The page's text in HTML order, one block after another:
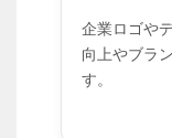
企業ロゴや
向上やブラ
す。